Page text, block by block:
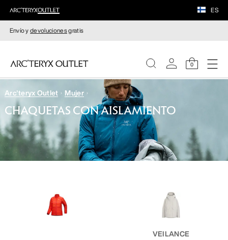
ES
Envío ydevolucionesgratis
0
MUJERE
HOMBRE
Arc'teryx Outlet Mujer
CHAQUETAS CON AISLAMIENTO
VEILANCE